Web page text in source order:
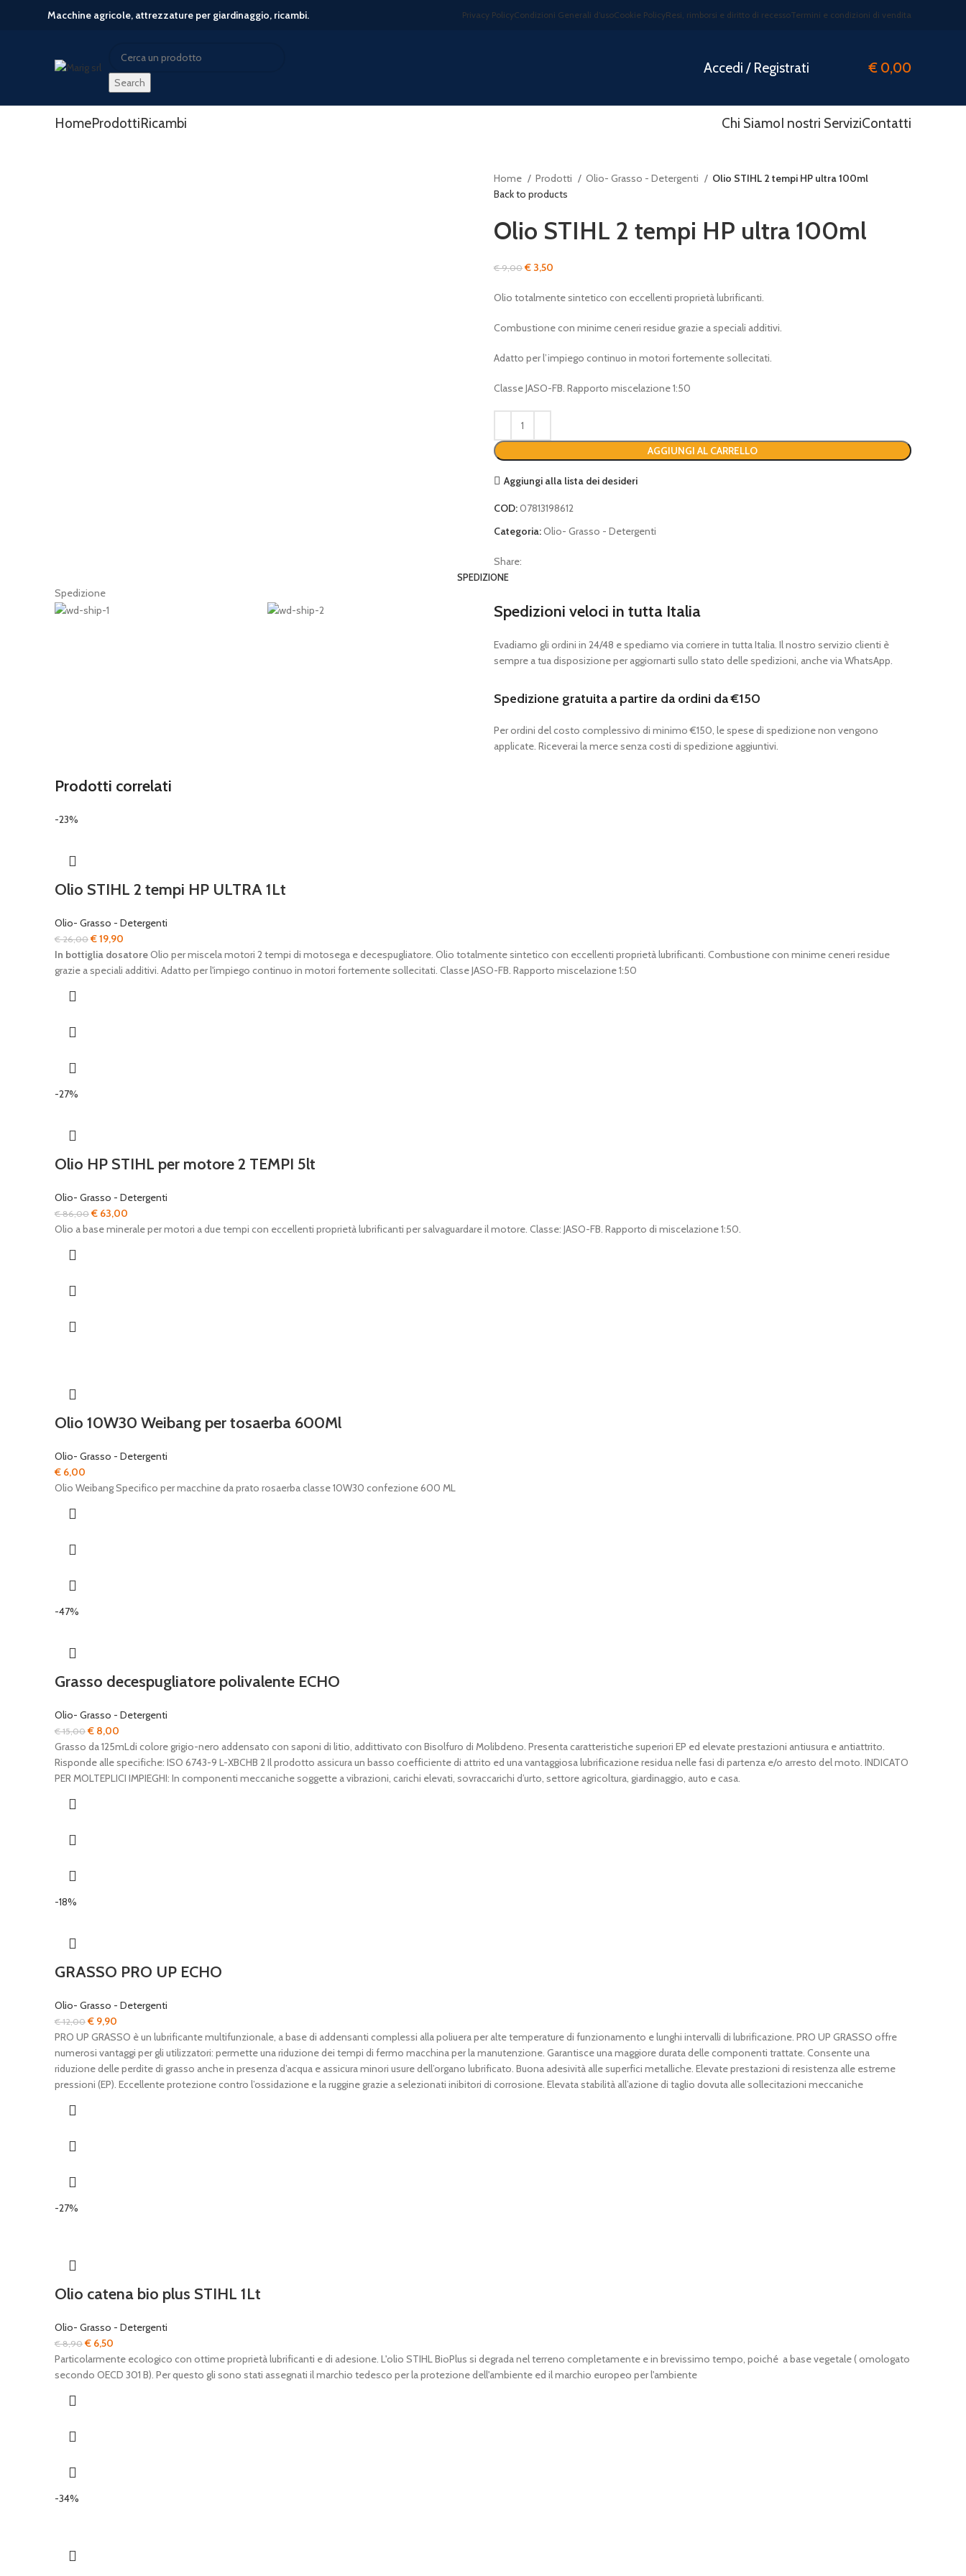
Macchine agricole, attrezzature per giardinaggio, ricambi. Privacy PolicyCondizioni Generali d’usoCookie PolicyResi, rimborsi e diritto di recessoTermini e condizioni di vendita
Search
Accedi / Registrati € 0,00
HomeProdottiRicambi Chi SiamoI nostri ServiziContatti
Home Prodotti Olio- Grasso - Detergenti
Olio STIHL 2 tempi HP ultra 100ml
Back to products
Olio STIHL 2 tempi HP ultra 100ml
€9,00Il
originale
€ 9,00.
€ 3,50
attuale
€ 3,50.
Olio totalmente sintetico con eccellenti proprietà lubrificanti.
Combustione con minime ceneri residue grazie a speciali additivi.
Adatto per l’impiego continuo in motori fortemente sollecitati.
Classe JASO-FB. Rapporto miscelazione 1:50
AGGIUNGI AL CARRELLO
Aggiungi alla lista dei desideri
COD:07813198612
Categoria:Olio- Grasso - Detergenti
Share:
SPEDIZIONE
Spedizione
Spedizioni veloci in tutta Italia
Evadiamo gli ordini in 24/48 e spediamo via corriere in tutta Italia. Il nostro servizio clienti è
sempre a tua disposizione per aggiornarti sullo stato delle spedizioni, anche via WhatsApp.
Spedizione gratuita a partire da ordini da €150
Per ordini del costo complessivo di minimo €150, le spese di spedizione non vengono
applicate. Riceverai la merce senza costi di spedizione aggiuntivi.
Prodotti correlati
-23%
Olio STIHL 2 tempi HP ULTRA 1Lt
Olio- Grasso - Detergenti
€26,00Il
prezzo
originale
€19,90
prezzo
attuale
In bottiglia dosatoreOlio per miscela motori 2 tempi di motosega e decespugliatore. Olio totalmente sintetico con eccellenti proprietà lubrificanti. Combustione con minime ceneri residue
grazie a speciali additivi. Adatto per l'impiego continuo in motori fortemente sollecitati. Classe JASO-FB. Rapporto miscelazione 1:50
-27%
Olio HP STIHL per motore 2 TEMPI 5lt
Olio- Grasso - Detergenti
€86,00Il
prezzo
€ 63,00
prezzo
Olio a base minerale per motori a due tempi con eccellenti proprietà lubrificanti per salvaguardare il motore. Classe: JASO-FB. Rapporto di miscelazione 1:50.
Olio 10W30 Weibang per tosaerba 600Ml
Olio- Grasso - Detergenti
€ 6,00
Olio Weibang Specifico per macchine da prato rosaerba classe 10W30 confezione 600 ML
-47%
Grasso decespugliatore polivalente ECHO
Olio- Grasso - Detergenti
€15,00Il
prezzo
originale
era:
€ 8,00
prezzo
attuale
è:
Grasso da 125mLdi colore grigio-nero addensato con saponi di litio, addittivato con Bisolfuro di Molibdeno. Presenta caratteristiche superiori EP ed elevate prestazioni antiusura e antiattrito.
Risponde alle specifiche: ISO 6743-9 L-XBCHB 2 Il prodotto assicura un basso coefficiente di attrito ed una vantaggiosa lubrificazione residua nelle fasi di partenza e/o arresto del moto. INDICATO
PER MOLTEPLICI IMPIEGHI: In componenti meccaniche soggette a vibrazioni, carichi elevati, sovraccarichi d’urto, settore agricoltura, giardinaggio, auto e casa.
-18%
GRASSO PRO UP ECHO
Olio- Grasso - Detergenti
€12,00Il
prezzo
originale
era:
€ 12,00.
€ 9,90
prezzo
attuale
è:
€ 9,90.
PRO UP GRASSO è un lubrificante multifunzionale, a base di addensanti complessi alla poliuera per alte temperature di funzionamento e lunghi intervalli di lubrificazione. PRO UP GRASSO offre
numerosi vantaggi per gli utilizzatori: permette una riduzione dei tempi di fermo macchina per la manutenzione. Garantisce una maggiore durata delle componenti trattate. Consente una
riduzione delle perdite di grasso anche in presenza d’acqua e assicura minori usure dell’organo lubrificato. Buona adesività alle superfici metalliche. Elevate prestazioni di resistenza alle estreme
pressioni (EP). Eccellente protezione contro l’ossidazione e la ruggine grazie a selezionati inibitori di corrosione. Elevata stabilità all’azione di taglio dovuta alle sollecitazioni meccaniche
-27%
Olio catena bio plus STIHL 1Lt
Olio- Grasso - Detergenti
€8,90Il
prezzo
originale
€ 6,50
prezzo
attuale
Particolarmente ecologico con ottime proprietà lubrificanti e di adesione. L'olio STIHL BioPlus si degrada nel terreno completamente e in brevissimo tempo, poiché a base vegetale ( omologato
secondo OECD 301 B). Per questo gli sono stati assegnati il marchio tedesco per la protezione dell'ambiente ed il marchio europeo per l'ambiente
-34%
Start typing to see posts you are looking for.